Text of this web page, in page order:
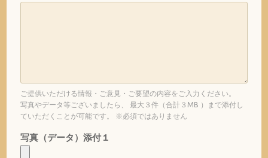
ご提供いただける情報・ご意見・ご要望の内容をご入力ください。
写真やデータ等ございましたら、 最大３件（合計３MB ）まで添付し
ていただくことが可能です。 ※必須ではありません
写真（データ）添付１